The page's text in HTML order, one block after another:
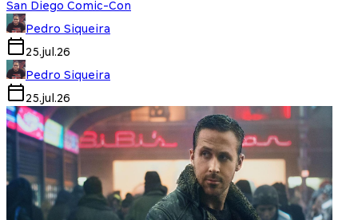
San Diego Comic-Con
Pedro Siqueira
25.jul.26
Pedro Siqueira
25.jul.26